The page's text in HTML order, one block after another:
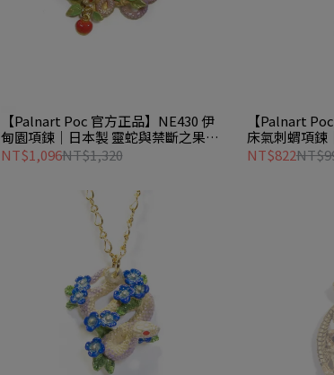
【Palnart Poc 官方正品】NE430 伊
甸園項鍊｜日本製 靈蛇與禁斷之果的
神秘傳說 Eden
NT$1,096NT$1,320
【Palnart
床氣刺蝟項鍊
態與不爽表情
NT$822